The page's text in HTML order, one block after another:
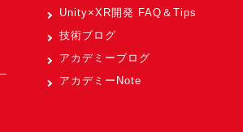
Unity×XR開発 FAQ＆Tips
技術ブログ
アカデミーブログ
アカデミーNote